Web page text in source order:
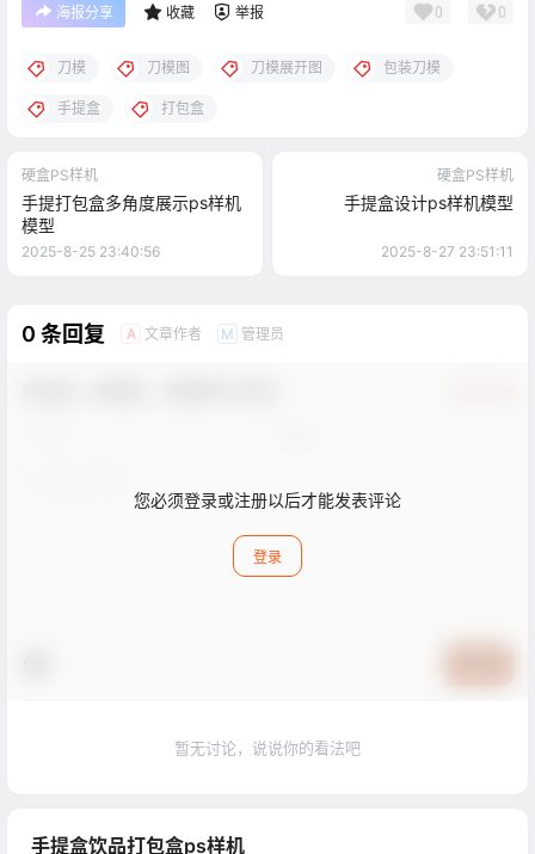
海报分享 收藏 举报 0 0
刀模 刀模图 刀模展开图 包装刀模
手提盒 打包盒
硬盒PS样机
手提打包盒多角度展示ps样机
模型
2025-8-25 23:40:56
硬盒PS样机
手提盒设计ps样机模型
2025-8-27 23:51:11
0 条回复 A 文章作者 M 管理员
您必须登录或注册以后才能发表评论
登录
暂无讨论，说说你的看法吧
手提盒饮品打包盒ps样机